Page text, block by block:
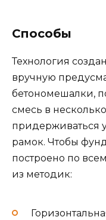
Способы
Технология
вручную
бетономешалки,
смесь в
придерживаться
рамок. Чтобы
построено по
из методик: